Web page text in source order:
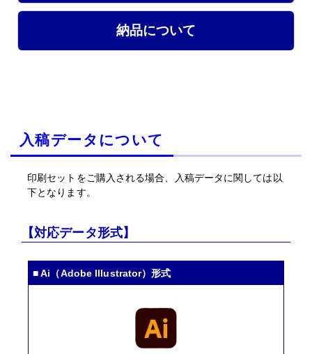
納品について
入稿データについて
印刷セットをご購入される場合、入稿データに関しては以
下となります。
【対応データ形式】
■ Ai（Adobe Illustrator）形式